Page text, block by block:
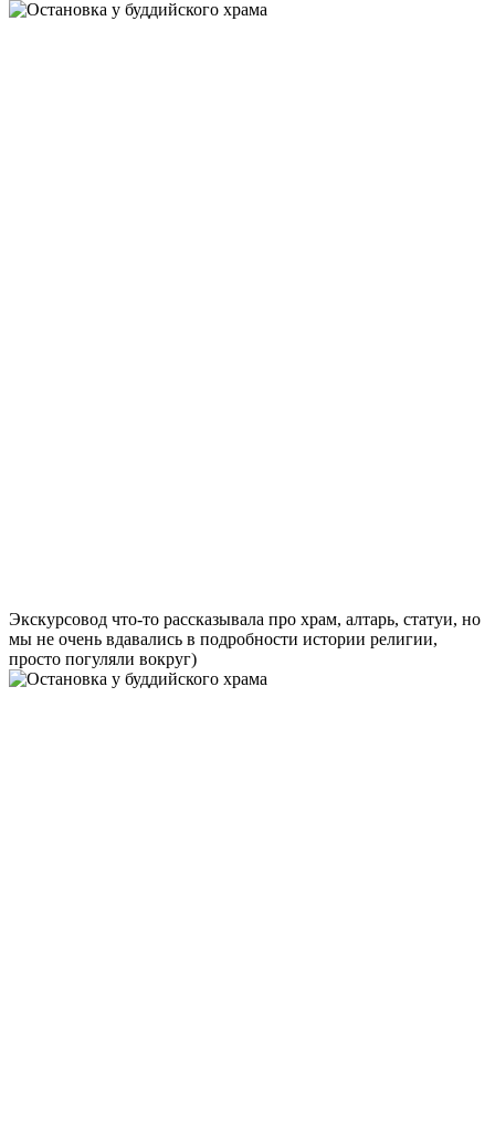
Экскурсовод что-то рассказывала про храм, алтарь, статуи, но
мы не очень вдавались в подробности истории религии,
просто погуляли вокруг)